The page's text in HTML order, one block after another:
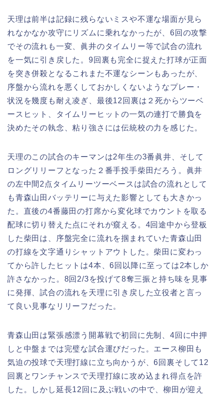
天理は前半は記録に残らないミスや不運な場面が見ら
れなかなか攻守にリズムに乗れなかったが、6回の攻撃
でその流れも一変、眞井のタイムリー等で試合の流れ
を一気に引き戻した。9回裏も完全に捉えた打球が正面
を突き併殺となるこれまた不運なシーンもあったが、
序盤から流れを悪くしておかしくないようなプレー・
状況を幾度も耐え凌ぎ、最後12回裏は２死からツーベ
ースヒット、タイムリーヒットの一気の連打で勝負を
決めたその執念、粘り強さには伝統校の力を感じた。
天理のこの試合のキーマンは2年生の3番眞井、そして
ロングリリーフとなった２番手投手柴田だろう。眞井
の左中間2点タイムリーツーベースは試合の流れとして
も青森山田バッテリーに与えた影響としても大きかっ
た。直後の4番藤田の打席から変化球でカウントを取る
配球に切り替えた点にそれが窺える。4回途中から登板
した柴田は、序盤完全に流れを掴まれていた青森山田
の打線を文字通りシャットアウトした。柴田に変わっ
てから許したヒットは4本、6回以降に至っては2本しか
許さなかった。8回2/3を投げて8奪三振と持ち味を見事
に発揮、試合の流れを天理に引き戻した立役者と言っ
て良い見事なリリーフだった。
青森山田は緊張感漂う開幕戦で初回に先制、4回に中押
しと中盤までは完璧な試合運びだった。エース柳田も
気迫の投球で天理打線に立ち向かうが、6回裏そして12
回裏とワンチャンスで天理打線に攻め込まれ得点を許
した。しかし延長12回に及ぶ戦いの中で、柳田が迎え